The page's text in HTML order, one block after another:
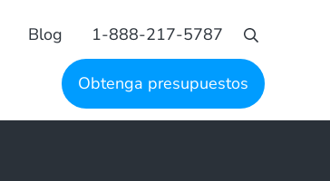
Blog 1-888-217-5787
Busque en
Obtenga presupuestos